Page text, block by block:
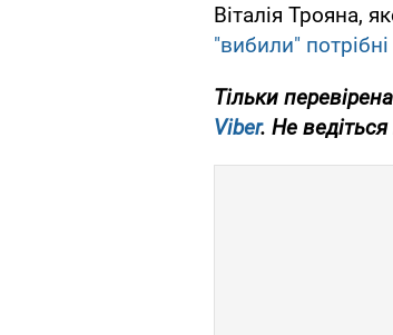
Віталія Трояна,
"вибили"
Тільки
Viber. Не